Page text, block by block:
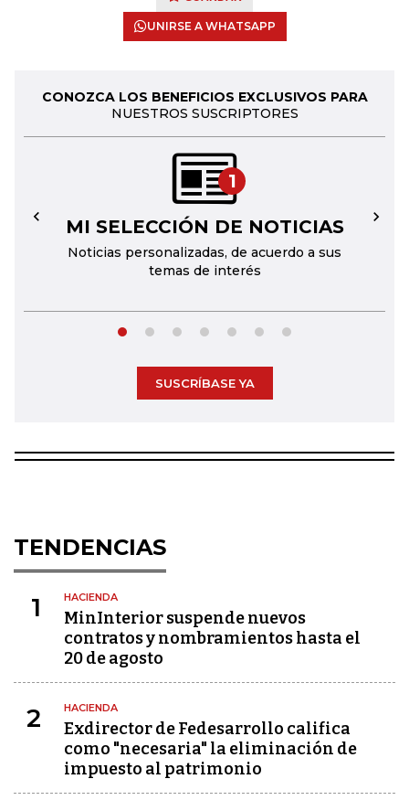
UNIRSE A WHATSAPP
CONOZCA LOS BENEFICIOS EXCLUSIVOS PARA
NUESTROS SUSCRIPTORES
1
MI SELECCIÓN DE NOTICIAS
Noticias personalizadas, de acuerdo a sus
temas de interés
← →
SUSCRÍBASE YA
TENDENCIAS
1 HACIENDA
MinInterior suspende nuevos
contratos y nombramientos hasta el
20 de agosto
2 HACIENDA
Exdirector de Fedesarrollo califica
como "necesaria" la eliminación de
impuesto al patrimonio